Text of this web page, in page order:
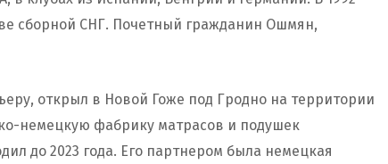
сборной СНГ. Почетный гражданин Ошмян,
открыл в Новой Гоже под Гродно на территории
немецкую фабрику матрасов и подушек
до 2023 года. Его партнером была немецкая